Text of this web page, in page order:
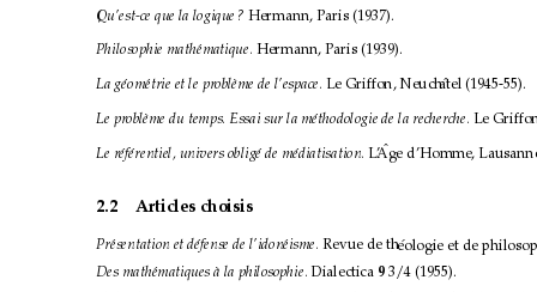
Qu’est-ce que la logique ? Hermann, Paris (1937).
Philosophie math´
ematique. Hermann, Paris (1939).
La g´
eom´
etrie et le probl`eme de l’espace. Le Griffon, Neuchˆ
atel (1945-55).
Le probl`eme du temps. Essai sur la m´
ethodologie de la recherche. Le
Le r´
ef´
erentiel, univers oblig´e de m´
ediatisation. L’ ˆ
Age d’Homme,
2.2 Articles choisis
Pr´
esentation et d´
efense de l’idon´
eisme. Revue de th´
eologie et de
Des math´ematiques `
a la philosophie. Dialectica 9 3/4 (1955).